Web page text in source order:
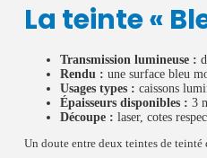
La teinte «
Transmission lumineuse :
Rendu : une surface bleu
Usages types : caissons
Épaisseurs disponibles : 3
Découpe : laser, cotes
Un doute entre deux teintes de teinté